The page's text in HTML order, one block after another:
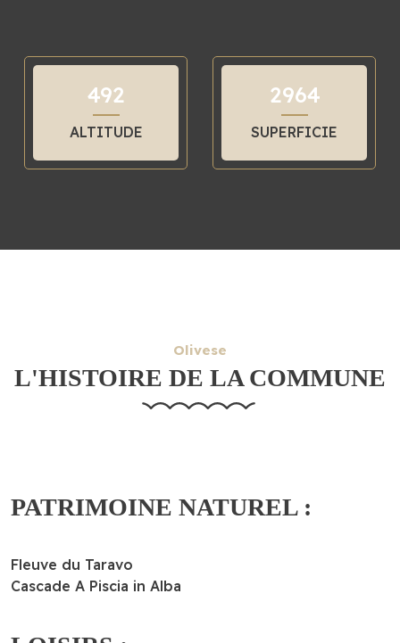
492
ALTITUDE
2964
SUPERFICIE
Olivese
L'HISTOIRE DE LA COMMUNE
PATRIMOINE NATUREL :
Fleuve du Taravo
Cascade A Piscia in Alba